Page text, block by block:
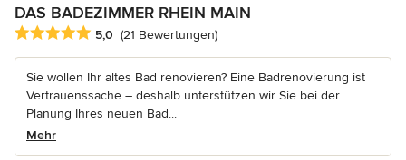
DAS BADEZIMMER RHEIN MAIN
Durchschnittliche Bewertung: 5 von 5 Sternen
5,0 (21 Bewertungen)
Sie wollen Ihr altes Bad renovieren? Eine Badrenovierung ist
Vertrauenssache – deshalb unterstützen wir Sie bei der
Planung Ihres neuen Bad...
Mehr